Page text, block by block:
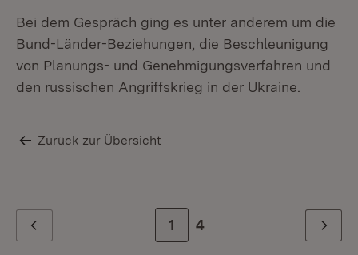
Bei dem Gespräch ging es unter anderem um die
Bund-Länder-Beziehungen, die Beschleunigung
von Planungs- und Genehmigungsverfahren und
den russischen Angriffskrieg in der Ukraine.
Zurück zur Übersicht
Zur Seite
1 Zur letzten Seite
4 Weiter